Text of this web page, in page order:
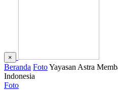
×
Beranda FotoYayasan Astra
Indonesia
Foto